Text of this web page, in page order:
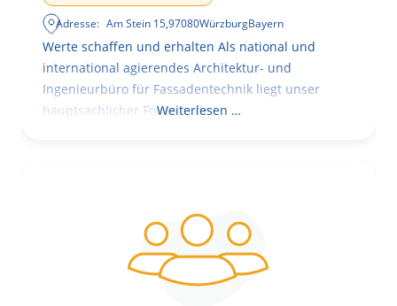
Adresse: Am Stein 15,97080WürzburgBayern
Werte schaffen und erhalten Als national und
international agierendes Architektur- und
Ingenieurbüro für Fassadentechnik liegt unser
hauptsächlicher Fokus in der
Weiterlesen …